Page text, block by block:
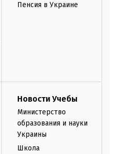
Пенсия в Украине
Новости Учебы
Министерство
образования и науки
Украины
Школа